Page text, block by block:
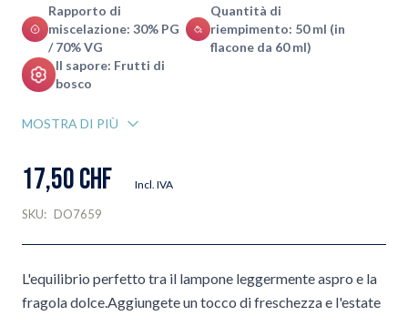
Rapporto di
miscelazione: 30% PG
/ 70% VG
Quantità di
riempimento: 50 ml (in
flacone da 60 ml)
Il sapore: Frutti di
bosco
MOSTRA DI PIÙ
17,50 CHF Incl. IVA
SKU: DO7659
L'equilibrio perfetto tra il lampone leggermente aspro e la
fragola dolce.Aggiungete un tocco di freschezza e l'estate